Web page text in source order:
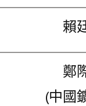
賴
鄭
(中國